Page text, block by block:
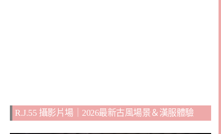
R.J.55 攝影片場｜2026最新古風場景＆漢服體驗